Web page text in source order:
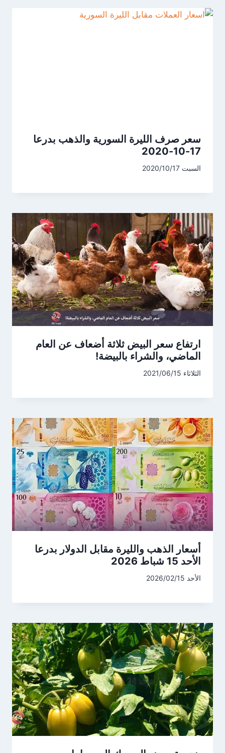
سعر صرف الليرة السورية والذهب بدرعا
17-10-2020
السبت 2020/10/17
ارتفاع سعر البيض ثلاثة أضعاف عن العام
الماضي، والشراء بالبيضة!
الثلاثاء 2021/06/15
أسعار الذهب والليرة مقابل الدولار بدرعا
الأحد 15 شباط 2026
الأحد 2026/02/15